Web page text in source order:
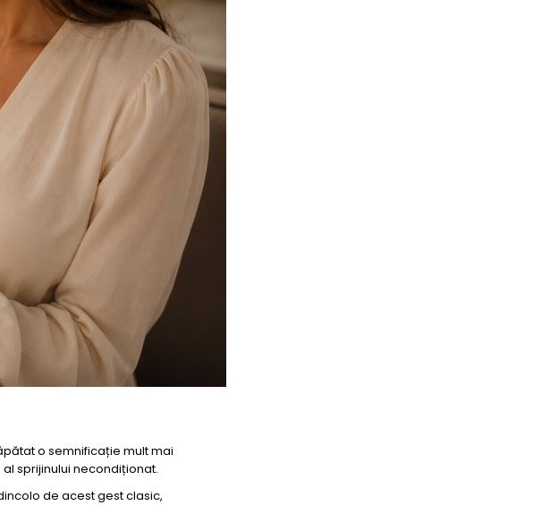
o semnificație mult mai
sprijinului necondiționat.
de acest gest clasic,